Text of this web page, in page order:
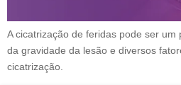
A cicatrização de feridas pode ser
da gravidade da lesão e diversos
cicatrização.